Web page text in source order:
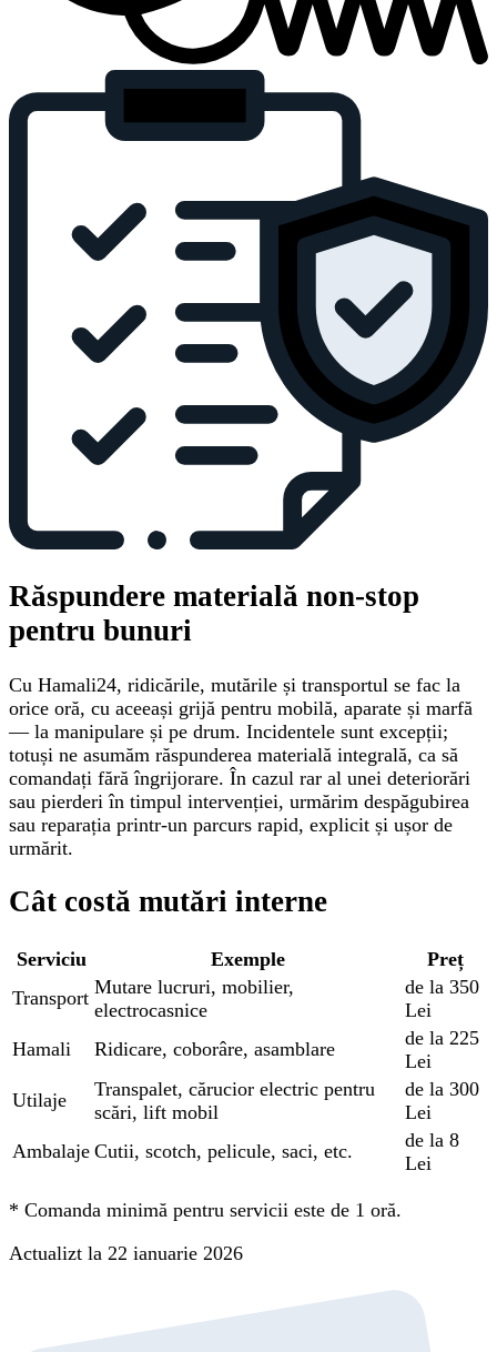
Răspundere materială non-stop
pentru bunuri
Cu Hamali24, ridicările, mutările și transportul se fac la
orice oră, cu aceeași grijă pentru mobilă, aparate și marfă
— la manipulare și pe drum. Incidentele sunt excepții;
totuși ne asumăm răspunderea materială integrală, ca să
comandați fără îngrijorare. În cazul rar al unei deteriorări
sau pierderi în timpul intervenției, urmărim despăgubirea
sau reparația printr-un parcurs rapid, explicit și ușor de
urmărit.
Cât costă mutări interne
Serviciu Exemple
Preț
Transport Mutare lucruri, mobilier,
electrocasnice
de la 350
Lei
Hamali
Ridicare, coborâre, asamblare
de la 225
Lei
Utilaje
Transpalet, cărucior electric pentru
scări, lift mobil
de la 300
Lei
Ambalaje Cutii, scotch, pelicule, saci, etc.
de la 8
Lei
* Comanda minimă pentru servicii este de 1 oră.
Actualizt la 22 ianuarie 2026